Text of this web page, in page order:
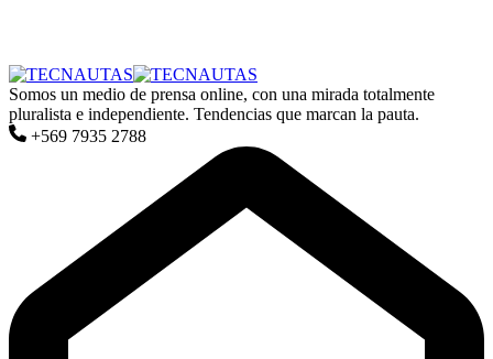
Somos un medio de prensa online, con una mirada totalmente
pluralista e independiente. Tendencias que marcan la pauta.
+569 7935 2788